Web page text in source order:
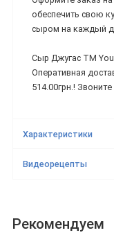
обеспечить свою
сыром на каждый
Сыр Джугас ТМ
Оперативная
514.00грн.!
Характеристики
Видеорецепты
Рекомендуем